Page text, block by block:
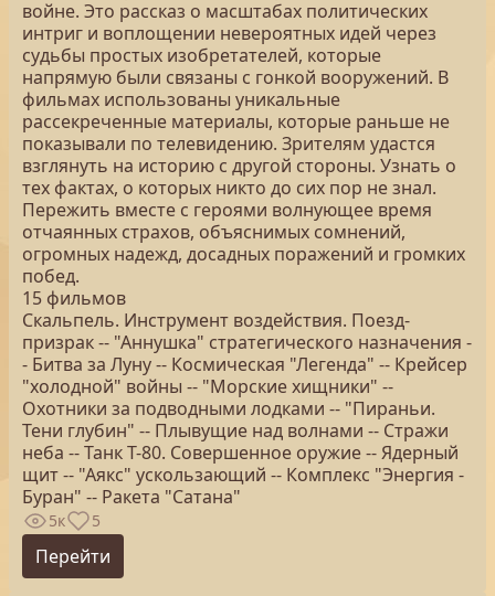
войне. Это рассказ о масштабах политических
интриг и воплощении невероятных идей через
судьбы простых изобретателей, которые
напрямую были связаны с гонкой вооружений. В
фильмах использованы уникальные
рассекреченные материалы, которые раньше не
показывали по телевидению. Зрителям удастся
взглянуть на историю с другой стороны. Узнать о
тех фактах, о которых никто до сих пор не знал.
Пережить вместе с героями волнующее время
отчаянных страхов, объяснимых сомнений,
огромных надежд, досадных поражений и громких
побед.
15 фильмов
Скальпель. Инструмент воздействия. Поезд-
призрак -- "Аннушка" стратегического назначения -
- Битва за Луну -- Космическая "Легенда" -- Крейсер
"холодной" войны -- "Морские хищники" --
Охотники за подводными лодками -- "Пираньи.
Тени глубин" -- Плывущие над волнами -- Стражи
неба -- Танк Т-80. Совершенное оружие -- Ядерный
щит -- "Аякс" ускользающий -- Комплекс "Энергия -
Буран" -- Ракета "Сатана"
5к 5
Перейти